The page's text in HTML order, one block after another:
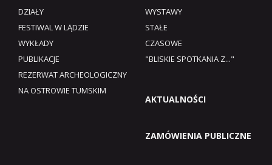
DZIAŁY
FESTIWAL W LĄDZIE
WYKŁADY
PUBLIKACJE
REZERWAT ARCHEOLOGICZNY
NA OSTROWIE TUMSKIM
WYSTAWY
STAŁE
CZASOWE
"BLISKIE SPOTKANIA Z..."
AKTUALNOŚCI
ZAMÓWIENIA PUBLICZNE